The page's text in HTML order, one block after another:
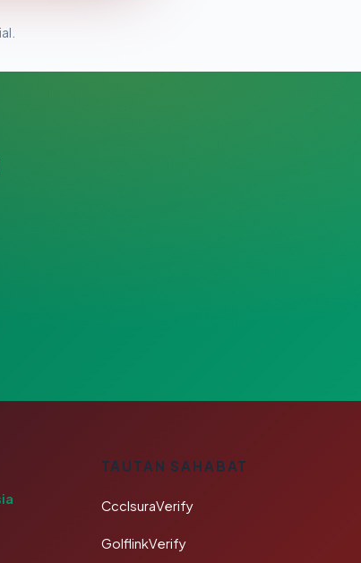
TAUTAN SAHABAT
CcclsuraVerify
GolflinkVerify